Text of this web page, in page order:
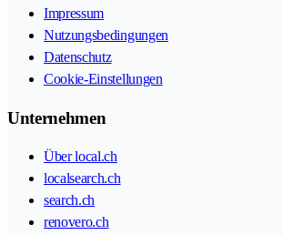
Impressum
Nutzungsbedingungen
Datenschutz
Cookie-Einstellungen
Unternehmen
Über local.ch
localsearch.ch
search.ch
renovero.ch